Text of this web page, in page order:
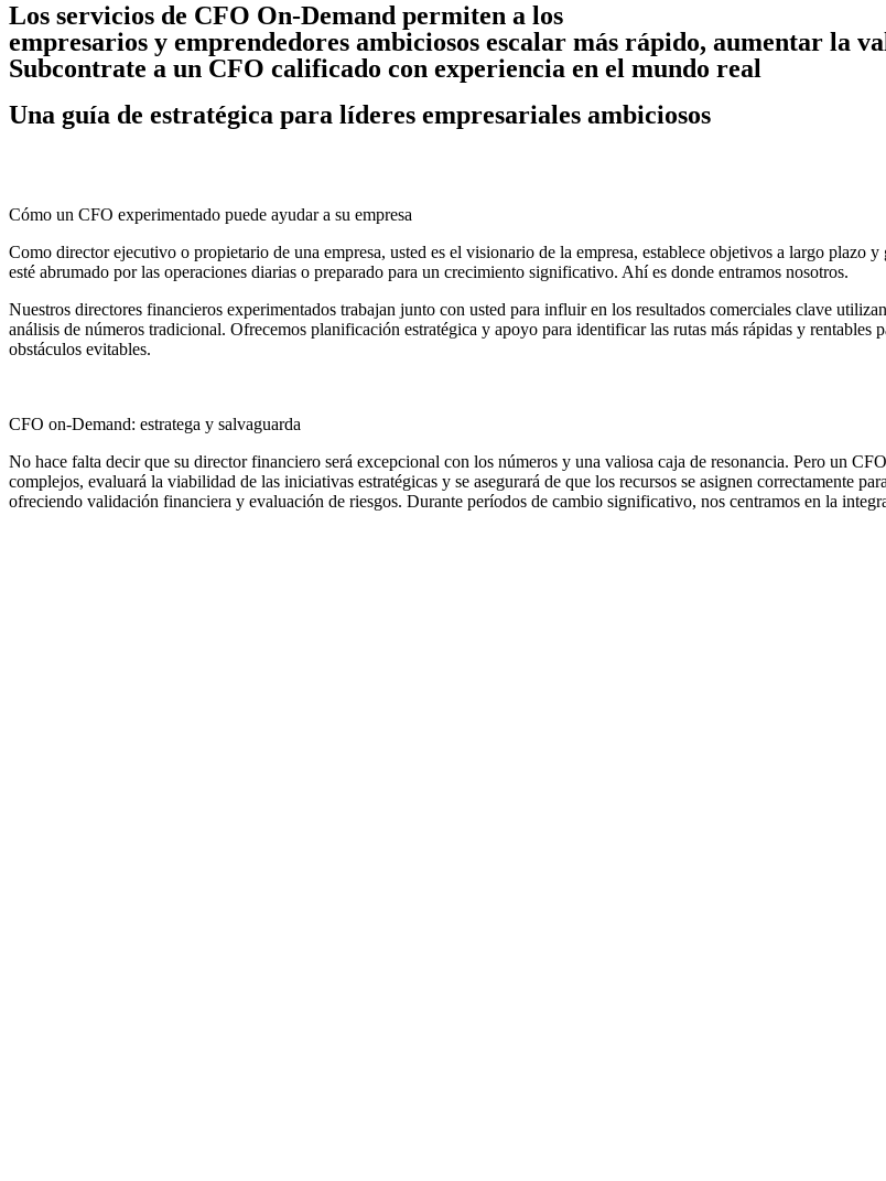
Los servicios de CFO On-Demand permiten a los
empresarios y emprendedores ambiciosos escalar más rápido, aumentar la
Subcontrate a un CFO calificado con experiencia en el mundo real
Una guía de estratégica para líderes empresariales ambiciosos
Cómo un CFO experimentado puede ayudar a su empresa
Como director ejecutivo o propietario de una empresa, usted es el visionario de la empresa, establece objetivos a largo plazo
esté abrumado por las operaciones diarias o preparado para un crecimiento significativo. Ahí es donde entramos nosotros.
Nuestros directores financieros experimentados trabajan junto con usted para influir en los resultados comerciales clave
análisis de números tradicional. Ofrecemos planificación estratégica y apoyo para identificar las rutas más rápidas y
obstáculos evitables.
CFO on-Demand: estratega y salvaguarda
No hace falta decir que su director financiero será excepcional con los números y una valiosa caja de resonancia. Pero un
complejos, evaluará la viabilidad de las iniciativas estratégicas y se asegurará de que los recursos se asignen correctamente
ofreciendo validación financiera y evaluación de riesgos. Durante períodos de cambio significativo, nos centramos en la